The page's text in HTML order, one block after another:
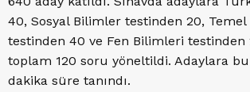
40, Sosyal Bilimler testinden 20,
testinden 40 ve Fen Bilimleri
toplam 120 soru yöneltildi. Adaylara
dakika süre tanındı.